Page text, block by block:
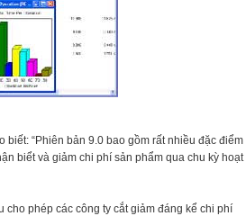
biết: “Phiên bản 9.0 bao gồm rất nhiều đặc điểm
biểt và giảm chi phí sản phẩm qua chu kỳ hoạt
cho phép các công ty cắt giảm đáng kể chi phí